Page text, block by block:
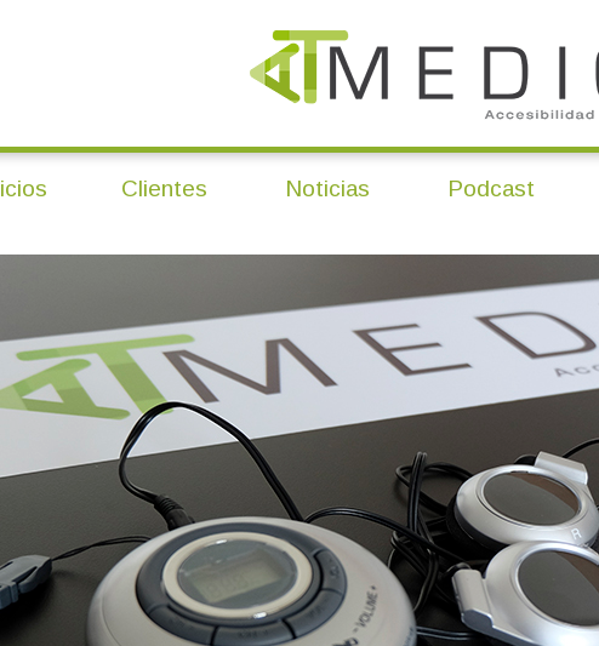
Clientes Noticias Podcast